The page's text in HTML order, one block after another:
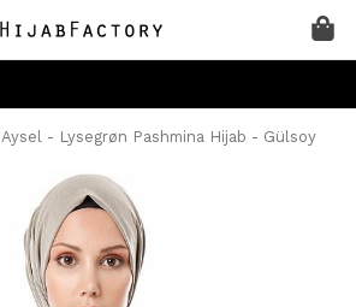
Aysel - Lysegrøn Pashmina Hijab - Gülsoy